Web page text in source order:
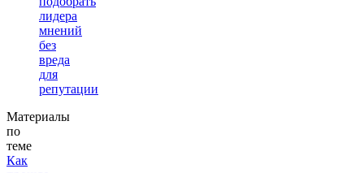
лидера
мнений
без
вреда
для
репутации
Материалы
по
теме
Как